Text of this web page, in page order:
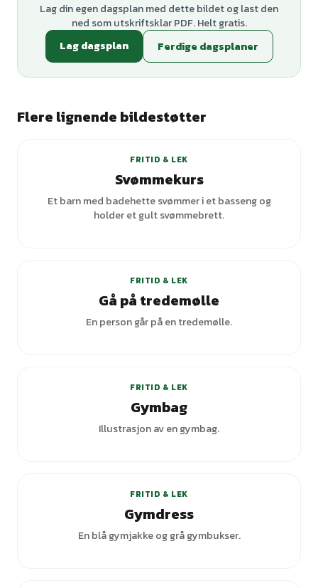
Lag din egen dagsplan med dette bildet og last den
ned som utskriftsklar PDF. Helt gratis.
Lag dagsplan
Ferdige dagsplaner
Flere lignende bildestøtter
FRITID & LEK
Svømmekurs
Et barn med badehette svømmer i et basseng og
holder et gult svømmebrett.
FRITID & LEK
Gå på tredemølle
En person går på en tredemølle.
FRITID & LEK
Gymbag
Illustrasjon av en gymbag.
FRITID & LEK
Gymdress
En blå gymjakke og grå gymbukser.